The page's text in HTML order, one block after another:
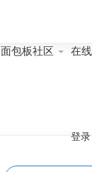
面包板社区 在
登